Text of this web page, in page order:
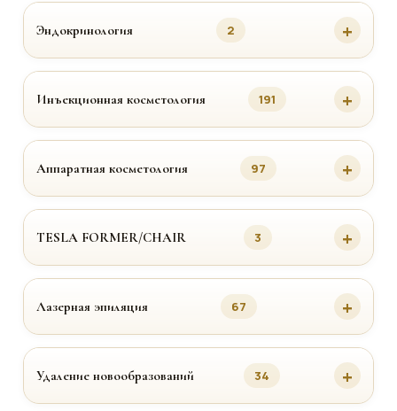
Эндокринология 2
Инъекционная косметология 191
Аппаратная косметология 97
TESLA FORMER/CHAIR 3
Лазерная эпиляция 67
Удаление новообразований 34